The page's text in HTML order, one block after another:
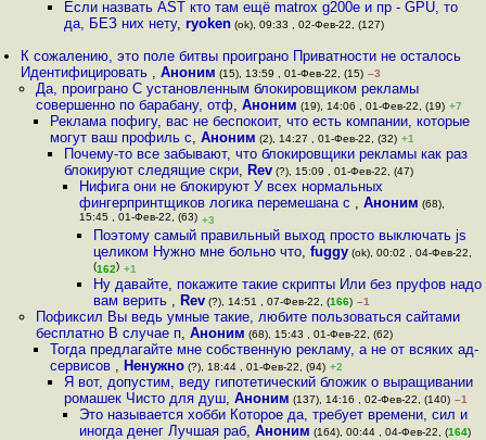
Если назвать AST кто там ещё matrox g200e и пр - GPU, то
да, БЕЗ них нету,ryoken (ok), 09:33 , 02-Фев-22, (127)
К сожалению, это поле битвы проиграно Приватности не осталось
Идентифицировать ,Аноним (15), 13:59 , 01-Фев-22, (15) –3
Да, проиграно С установленным блокировщиком рекламы
совершенно по барабану, отф, Аноним (19), 14:06 , 01-Фев-22, (19) +7
Реклама пофигу, вас не беспокоит, что есть компании, которые
могут ваш профиль с, Аноним (2), 14:27 , 01-Фев-22, (32) +1
Почему-то все забывают, что блокировщики рекламы как раз
блокируют следящие скри, Rev (?), 15:09 , 01-Фев-22, (47)
Нифига они не блокируют У всех нормальных
фингерпринтщиков логика перемешана с , Аноним (68),
15:45 , 01-Фев-22, (63) +3
Поэтому самый правильный выход просто выключать js
целиком Нужно мне больно что, fuggy(ok), 00:02 , 04-Фев-22,
(162) +1
Ну давайте, покажите такие скрипты Или без пруфов надо
вам верить , Rev(?), 14:51 , 07-Фев-22, (166) –1
Пофиксил Вы ведь умные такие, любите пользоваться сайтами
бесплатно В случае п, Аноним (68), 15:43 , 01-Фев-22, (62)
Тогда предлагайте мне собственную рекламу, а не от всяких ад-
сервисов , Ненужно(?), 18:44 , 01-Фев-22, (94) +2
Я вот, допустим, веду гипотетический бложик о выращивании
ромашек Чисто для душ,Аноним (137), 14:16 , 02-Фев-22, (140) –1
Это называется хобби Которое да, требует времени, сил и
иногда денег Лучшая раб, Аноним (164), 00:44 , 04-Фев-22, (164)